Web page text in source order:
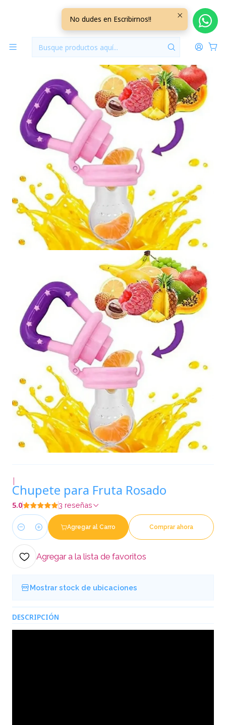
Inicio Lactancia y Alimentacion
Chupete para Fruta Rosado
|
Chupete para Fruta Rosado
5.0 3 reseñas
Cantidad
Agregar al Carro Comprar ahora
Agregar a la lista de favoritos
Mostrar stock de ubicaciones
DESCRIPCIÓN
No dudes en Escribirnos!!